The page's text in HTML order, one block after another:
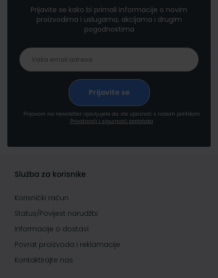
Prijavite se kako bi primali informacije o novim
proizvodima i uslugama, akcijama i drugim
pogodnostima
Prijavom na newsletter izjavljujete da ste upoznati s našom politikom
Privatnosti i sigurnosti podataka
Služba za korisnike
Korisnički račun
Status/Povijest narudžbi
Informacije o dostavi
Povrat proizvoda i reklamacije
Kontaktirajte nas